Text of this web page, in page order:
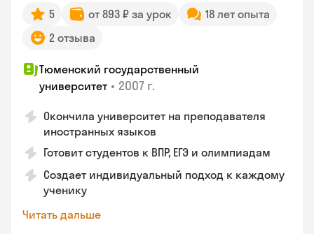
5 от 893 ₽ за урок
18 лет опыта
2 отзыва
Тюменский государственный
университет • 2007 г.
Окончила университет на преподавателя
иностранных языков
Готовит студентов к ВПР, ЕГЭ и олимпиадам
Создает индивидуальный подход к каждому
ученику
Читать дальше